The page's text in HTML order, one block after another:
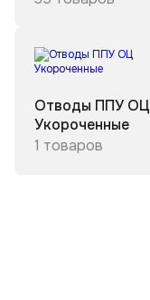
Отводы ППУ ОЦ
Укороченные
1 товаров